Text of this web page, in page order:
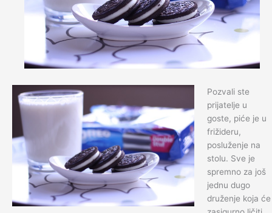
Pozvali ste
prijatelje u
goste, piće je u
frižideru,
posluženje na
stolu. Sve je
spremno za još
jednu dugo
druženje koja će